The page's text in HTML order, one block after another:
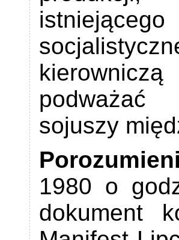
podważać
sojuszy
1980 o
dokument